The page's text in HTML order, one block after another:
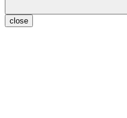
close